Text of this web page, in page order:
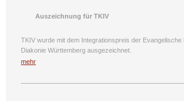
Auszeichnung für TKIV
TKIV wurde mit dem Integrationspreis der
Diakonie Württemberg ausgezeichnet.
mehr